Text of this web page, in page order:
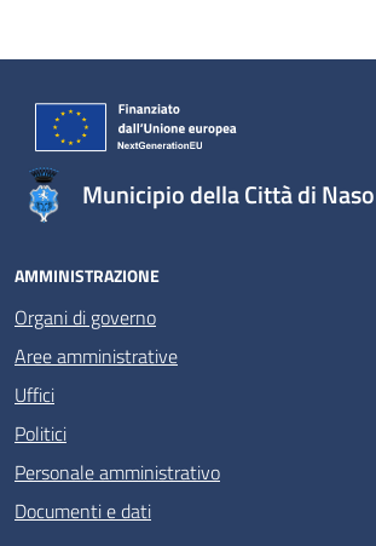
Municipio della Città di Naso
AMMINISTRAZIONE
Organi di governo
Aree amministrative
Uffici
Politici
Personale amministrativo
Documenti e dati